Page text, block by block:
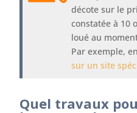
décote sur le
constatée à 10
loué au
Par exemple,
sur un site
Quel travaux